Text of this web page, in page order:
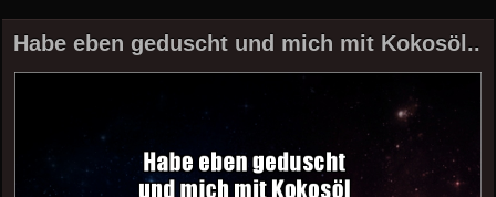
Habe eben geduscht und mich mit Kokosöl..